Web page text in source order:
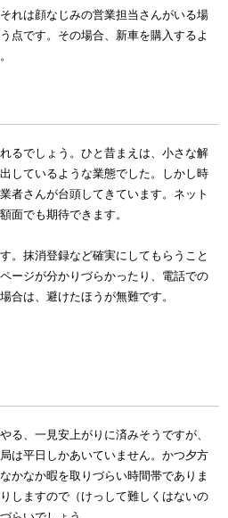
れは顔なじみの営業担当さんがいる場
点です。その場合、新車を購入するよ
るでしょう。ひと昔まえは、小さな解
しているような業態でした。しかし時
者さんが台頭してきています。ネット
面でも期待できます。
。抹消登録など確実にしてもらうこと
ージが分かりづらかったり、電話での
合は、避けたほうが無難です。
る、一見安上がりに済みそうですが、
は平日しかあいていません。かつ夕方
かなか暇を取りづらい時間帯でありま
しますので（けっして難しくはないの